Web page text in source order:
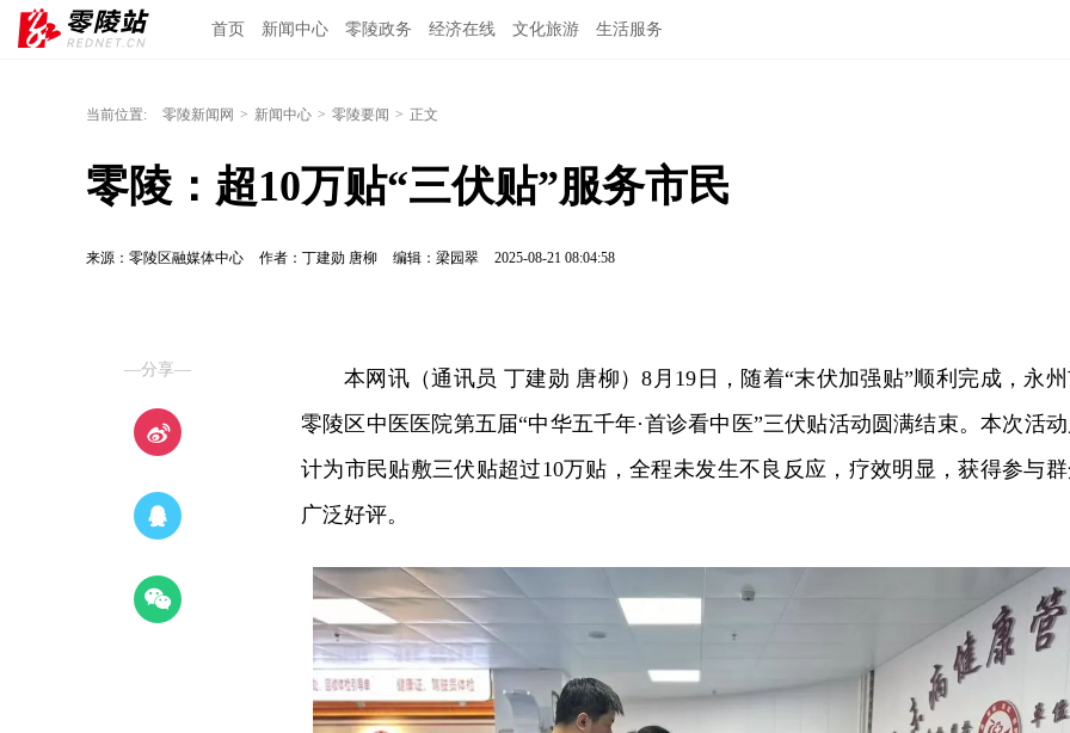
首页 新闻中心 零陵政务 经济在线 文化旅游 生活服务
当前位置: 零陵新闻网 > 新闻中心 > 零陵要闻 > 正文
零陵：超10万贴“三伏贴”服务市民
来源：零陵区融媒体中心 作者：丁建勋 唐柳 编辑：梁园翠 2025-08-21 08:04:58
—分享—
本网讯（通讯员 丁建勋 唐柳）8月19日，随着“末伏加强贴”顺利完成，永
零陵区中医医院第五届“中华五千年·首诊看中医”三伏贴活动圆满结束。本次活
计为市民贴敷三伏贴超过10万贴，全程未发生不良反应，疗效明显，获得参与
广泛好评。